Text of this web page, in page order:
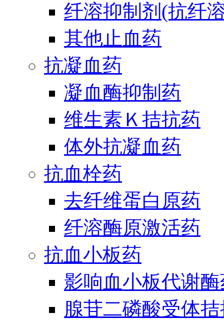
纤溶抑制剂(抗纤
其他止血药
抗凝血药
凝血酶抑制药
维生素Ｋ拮抗药
体外抗凝血药
抗血栓药
去纤维蛋白原药
纤溶酶原激活药
抗血小板药
影响血小板代谢
腺苷二磷酸受体